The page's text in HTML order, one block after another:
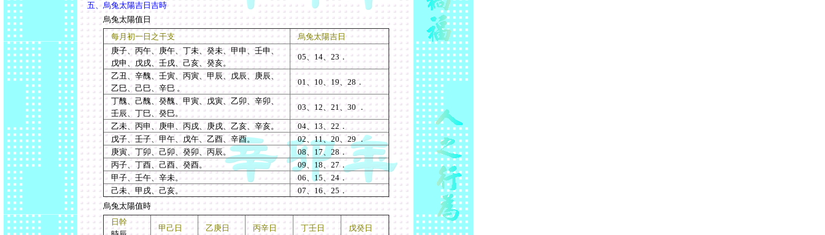
五、烏兔太陽吉日吉時
烏兔太陽值日
每月初一日之干支
烏兔太陽吉日
庚子、丙午、庚午、丁未、癸未、甲申、壬申、
戊申、戊戌、壬戌、己亥、癸亥。
05、 14、 23．
乙丑、辛醜、壬寅、丙寅、甲辰、戊辰、庚辰、
乙巳、己巳、辛巳。
01、 10、 19、28．
丁醜、己醜、癸醜、甲寅、戊寅、乙卯、辛卯、
壬辰、丁巳、癸巳。
03、 12、 21、30 ．
乙未、丙申、庚申、丙戌、庚戌、乙亥、辛亥。 04、 13、 22．
戊子、壬子、甲午、戊午、乙酉、辛酉。
02、11、20、29 ．
庚寅、丁卯、己卯、癸卯、丙辰。
08、 17、 28．
丙子、丁酉、己酉、癸酉。
09、 18、 27．
甲子、壬午、辛未。
06、 15、 24．
己未、甲戌、己亥。
07、 16、 25．
烏兔太陽值時
日幹
甲己日 乙庚日 丙辛日 丁壬日 戊癸日